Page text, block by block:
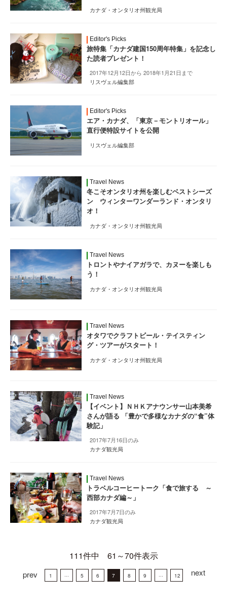
カナダ・オンタリオ州観光局
Editor's Picks
旅特集「カナダ建国150周年特集」を記念し
た読者プレゼント！
2017年12月12日から 2018年1月21日まで
リスヴェル編集部
Editor's Picks
エア・カナダ、「東京－モントリオール」
直行便特設サイトを公開
リスヴェル編集部
Travel News
冬こそオンタリオ州を楽しむベストシーズ
ン ウィンターワンダーランド・オンタリ
オ！
カナダ・オンタリオ州観光局
Travel News
トロントやナイアガラで、カヌーを楽しも
う！
カナダ・オンタリオ州観光局
Travel News
オタワでクラフトビール・テイスティン
グ・ツアーがスタート！
カナダ・オンタリオ州観光局
Travel News
【イベント】ＮＨＫアナウンサー山本美希
さんが語る 「豊かで多様なカナダの“食”体
験記」
2017年7月16日のみ
カナダ観光局
Travel News
トラベルコーヒートーク「食で旅する ～
西部カナダ編～」
2017年7月7日のみ
カナダ観光局
111件中 61～70件表示
prev 1 ··· 5 6 7 8 9 ··· 12 next